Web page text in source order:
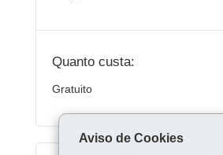
Quanto custa:
Gratuito
Aviso de Cookies